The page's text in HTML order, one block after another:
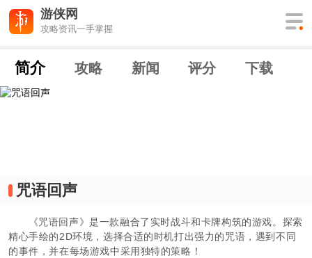
游侠网
攻略资讯一手掌握
简介 攻略 新闻 评分 下载
咒语回声
《咒语回声》是一款融合了实时战斗和卡牌构筑的游戏。探索
精心手绘的2D环境，选择合适的时机打出强力的咒语，遇到不同
的事件，并在每场游戏中采用独特的策略！